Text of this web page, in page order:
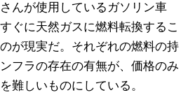
んが使用しているガソリン車
ぐに天然ガスに燃料転換するこ
が現実だ。それぞれの燃料の持
フラの存在の有無が、価格のみ
難しいものにしている。